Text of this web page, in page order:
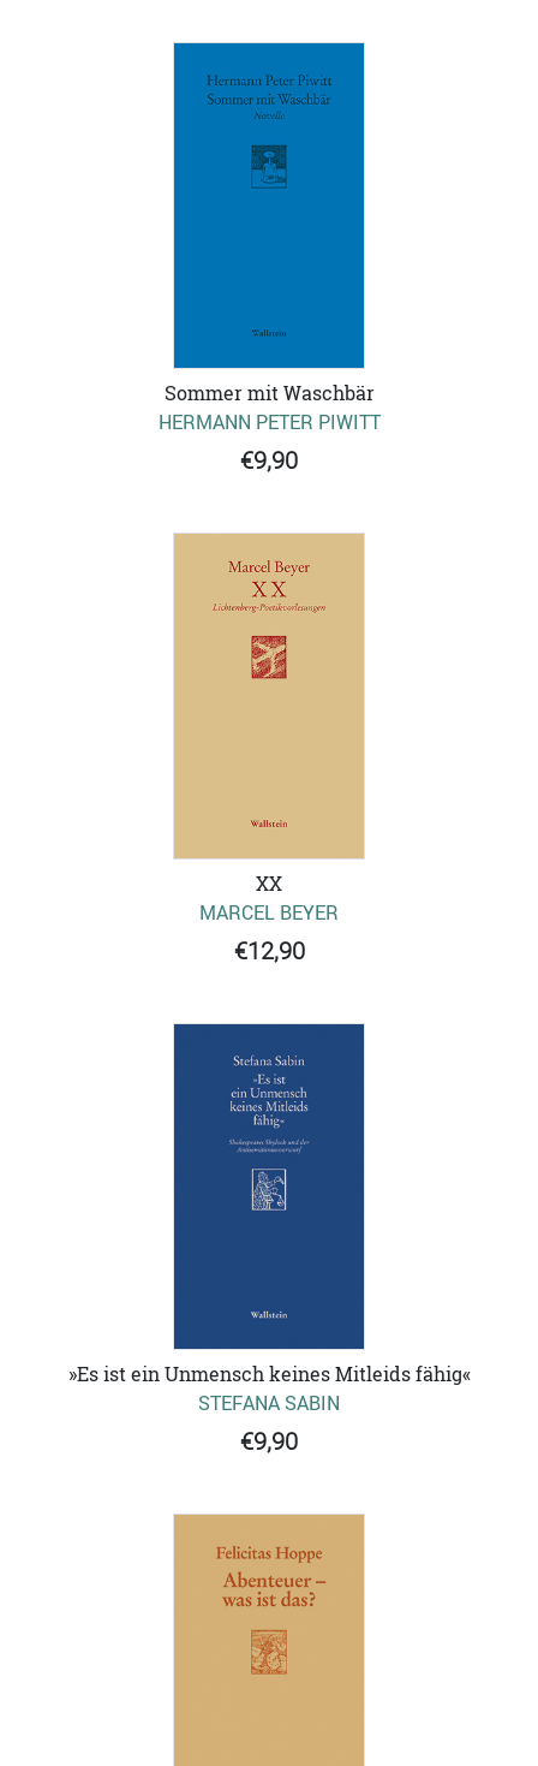
Sommer mit Waschbär
HERMANN PETER PIWITT
€9,90
XX
MARCEL BEYER
€12,90
»Es ist ein Unmensch keines Mitleids fähig«
STEFANA SABIN
€9,90